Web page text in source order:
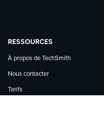
RESSOURCES
À propos de TechSmith
Nous contacter
Tarifs